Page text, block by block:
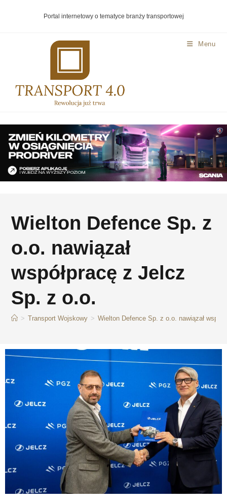
Portal internetowy o tematyce branży transportowej
Menu
Wielton Defence Sp. z
o.o. nawiązał
współpracę z Jelcz
Sp. z o.o.
> Transport Wojskowy > Wielton Defence Sp. z o.o. nawiązał